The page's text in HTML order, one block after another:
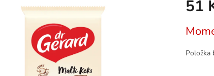
51
cena:
Položka